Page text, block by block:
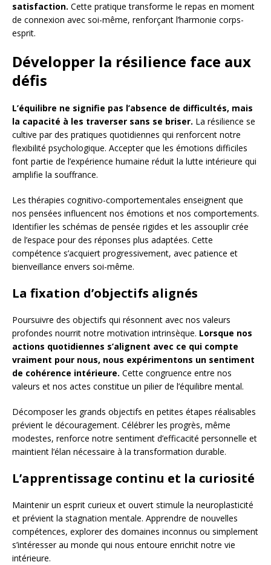
satisfaction. Cette pratique transforme le repas en moment
de connexion avec soi-même, renforçant l’harmonie corps-
esprit.
Développer la résilience face aux
défis
L’équilibre ne signifie pas l’absence de difficultés, mais
la capacité à les traverser sans se briser. La résilience se
cultive par des pratiques quotidiennes qui renforcent notre
flexibilité psychologique. Accepter que les émotions difficiles
font partie de l’expérience humaine réduit la lutte intérieure qui
amplifie la souffrance.
Les thérapies cognitivo-comportementales enseignent que
nos pensées influencent nos émotions et nos comportements.
Identifier les schémas de pensée rigides et les assouplir crée
de l’espace pour des réponses plus adaptées. Cette
compétence s’acquiert progressivement, avec patience et
bienveillance envers soi-même.
La fixation d’objectifs alignés
Poursuivre des objectifs qui résonnent avec nos valeurs
profondes nourrit notre motivation intrinsèque. Lorsque nos
actions quotidiennes s’alignent avec ce qui compte
vraiment pour nous, nous expérimentons un sentiment
de cohérence intérieure. Cette congruence entre nos
valeurs et nos actes constitue un pilier de l’équilibre mental.
Décomposer les grands objectifs en petites étapes réalisables
prévient le découragement. Célébrer les progrès, même
modestes, renforce notre sentiment d’efficacité personnelle et
maintient l’élan nécessaire à la transformation durable.
L’apprentissage continu et la curiosité
Maintenir un esprit curieux et ouvert stimule la neuroplasticité
et prévient la stagnation mentale. Apprendre de nouvelles
compétences, explorer des domaines inconnus ou simplement
s’intéresser au monde qui nous entoure enrichit notre vie
intérieure.